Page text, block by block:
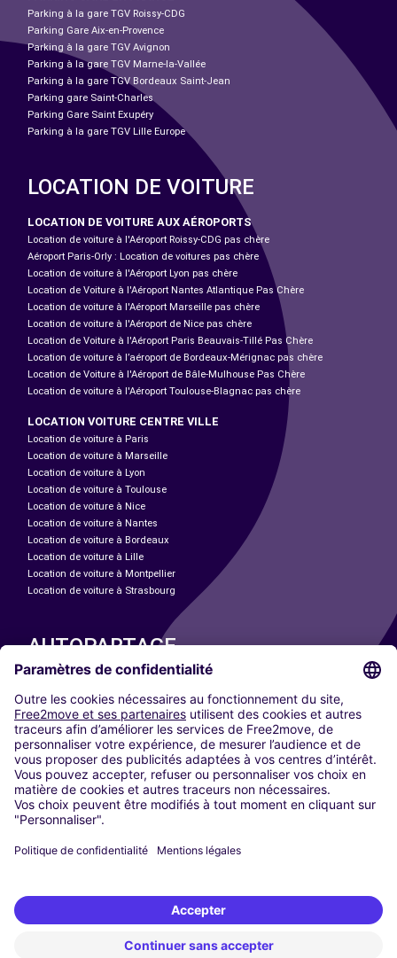
Parking à la gare TGV Roissy-CDG
Parking Gare Aix-en-Provence
Parking à la gare TGV Avignon
Parking à la gare TGV Marne-la-Vallée
Parking à la gare TGV Bordeaux Saint-Jean
Parking gare Saint-Charles
Parking Gare Saint Exupéry
Parking à la gare TGV Lille Europe
LOCATION DE VOITURE
LOCATION DE VOITURE AUX AÉROPORTS
Location de voiture à l'Aéroport Roissy-CDG pas chère
Aéroport Paris-Orly : Location de voitures pas chère
Location de voiture à l'Aéroport Lyon pas chère
Location de Voiture à l'Aéroport Nantes Atlantique Pas Chère
Location de voiture à l'Aéroport Marseille pas chère
Location de voiture à l'Aéroport de Nice pas chère
Location de Voiture à l'Aéroport Paris Beauvais-Tillé Pas Chère
Location de voiture à l’aéroport de Bordeaux-Mérignac pas chère
Location de Voiture à l'Aéroport de Bâle-Mulhouse Pas Chère
Location de voiture à l'Aéroport Toulouse-Blagnac pas chère
LOCATION VOITURE CENTRE VILLE
Location de voiture à Paris
Location de voiture à Marseille
Location de voiture à Lyon
Location de voiture à Toulouse
Location de voiture à Nice
Location de voiture à Nantes
Location de voiture à Bordeaux
Location de voiture à Lille
Location de voiture à Montpellier
Location de voiture à Strasbourg
AUTOPARTAGE
Paris
Madrid
Washington DC
Milan
Rome
Turin
Vienne
Berlin
Düsseldorf